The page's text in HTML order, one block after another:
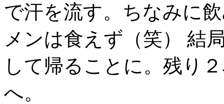
で汗を流す。ちなみに
メンは食えず（笑） 結
して帰ることに。残り
へ。